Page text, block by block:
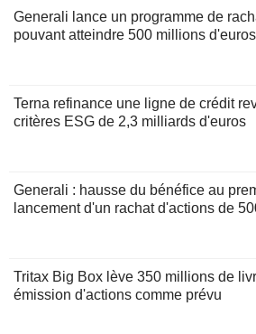
Generali lance un programme de
pouvant atteindre 500 millions d'euros
Terna refinance une ligne de crédit
critères ESG de 2,3 milliards d'euros
Generali : hausse du bénéfice au
lancement d'un rachat d'actions de
Tritax Big Box lève 350 millions de
émission d'actions comme prévu